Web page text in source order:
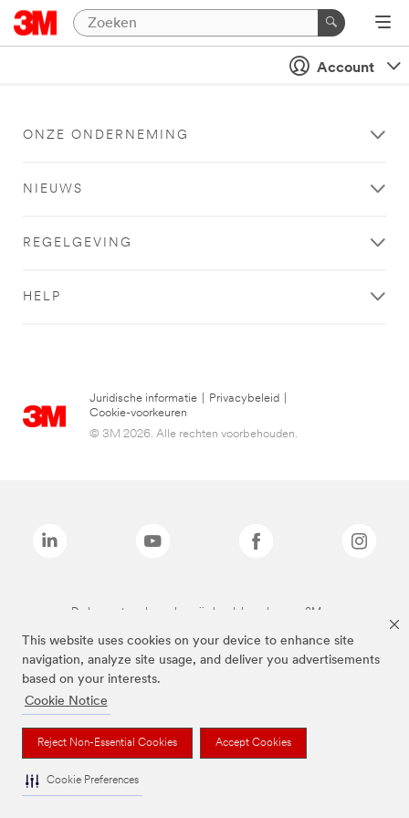
This website uses cookies on your device to enhance site
navigation, analyze site usage, and deliver you advertisements
based on your interests.
Cookie Notice
Reject Non-Essential Cookies Accept Cookies
Cookie Preferences
Account
ONZE ONDERNEMING
NIEUWS
REGELGEVING
HELP
Juridische informatie Privacybeleid
Cookie-voorkeuren
© 3M 2026. Alle rechten voorbehouden.
De bovenstaande merken zijn handelsmerken van 3M.we